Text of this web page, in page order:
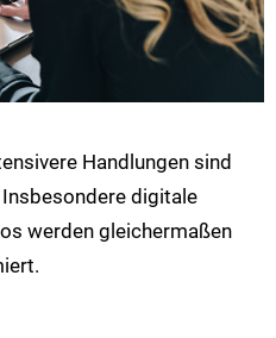
Handlungen sind
digitale
werden gleichermaßen